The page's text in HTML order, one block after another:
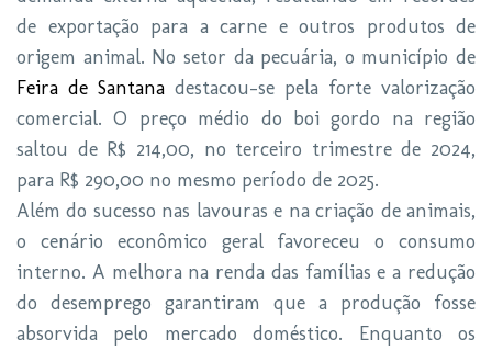
de exportação para a carne e outros produtos de
origem animal. No setor da pecuária, o município de
Feira de Santana destacou-se pela forte valorização
comercial. O preço médio do boi gordo na região
saltou de R$ 214,00, no terceiro trimestre de 2024,
para R$ 290,00 no mesmo período de 2025.
Além do sucesso nas lavouras e na criação de animais,
o cenário econômico geral favoreceu o consumo
interno. A melhora na renda das famílias e a redução
do desemprego garantiram que a produção fosse
absorvida pelo mercado doméstico. Enquanto os